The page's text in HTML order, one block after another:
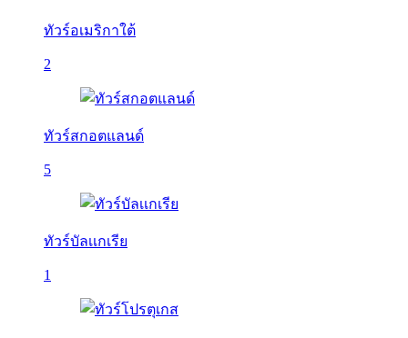
ทัวร์อเมริกาใต้
2
ทัวร์สกอตแลนด์
5
ทัวร์บัลเเกเรีย
1